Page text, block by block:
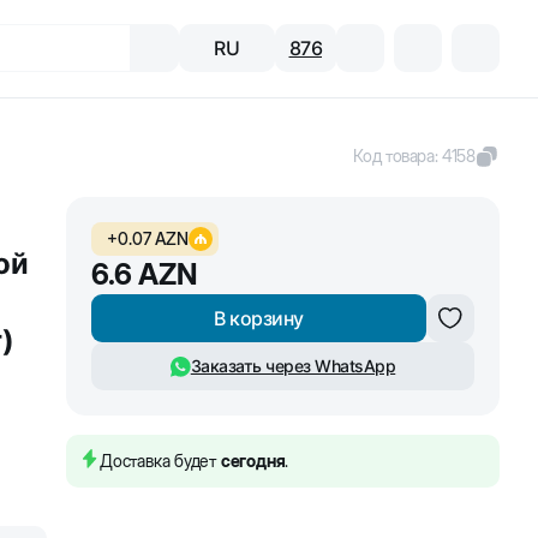
RU 876
Код товара:4158
+0.07AZN
6.6 AZN
В корзину
Заказать через WhatsApp
Доставка будетсегодня.